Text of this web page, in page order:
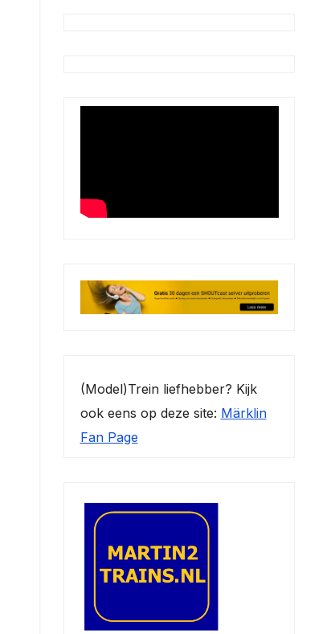
(Model)Trein liefhebber? Kijk
ook eens op deze site: Märklin
Fan Page